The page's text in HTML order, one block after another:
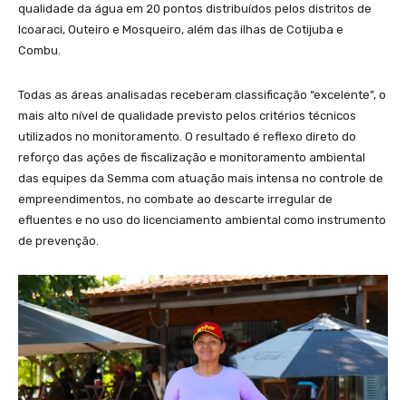
qualidade da água em 20 pontos distribuídos pelos distritos de
Icoaraci, Outeiro e Mosqueiro, além das ilhas de Cotijuba e
Combu.
Todas as áreas analisadas receberam classificação “excelente”, o
mais alto nível de qualidade previsto pelos critérios técnicos
utilizados no monitoramento. O resultado é reflexo direto do
reforço das ações de fiscalização e monitoramento ambiental
das equipes da Semma com atuação mais intensa no controle de
empreendimentos, no combate ao descarte irregular de
efluentes e no uso do licenciamento ambiental como instrumento
de prevenção.